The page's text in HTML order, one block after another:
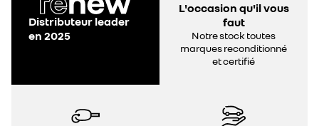
Distributeur leader
en 2025
L'occasion qu'il vous
faut
Notre stock toutes
marques reconditionné
et certifié